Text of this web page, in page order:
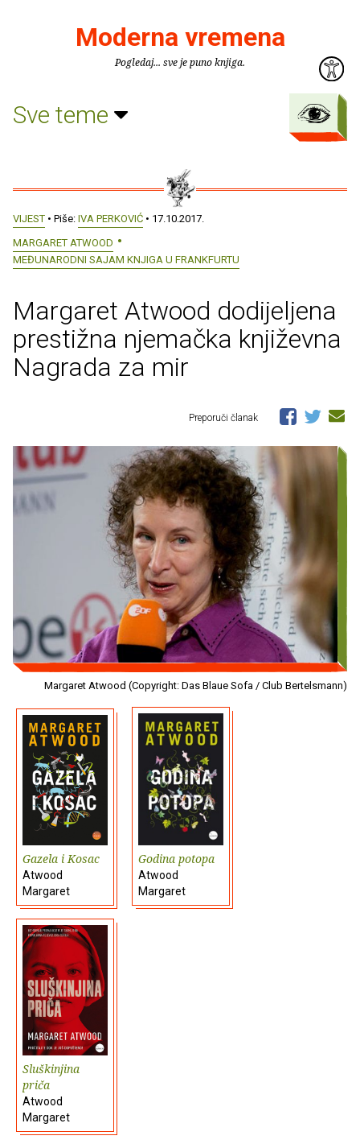
Moderna vremena
Pogledaj... sve je puno knjiga.
Sve teme
VIJEST • Piše: IVA PERKOVIĆ • 17.10.2017.
MARGARET ATWOOD
MEĐUNARODNI SAJAM KNJIGA U FRANKFURTU
Margaret Atwood dodijeljena
prestižna njemačka književna
Nagrada za mir
Preporuči članak
Margaret Atwood (Copyright: Das Blaue Sofa / Club Bertelsmann)
Gazela i Kosac
Atwood
Margaret
Godina potopa
Atwood
Margaret
Sluškinjina
priča
Atwood
Margaret